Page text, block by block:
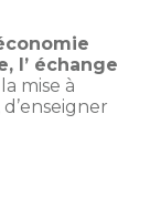
l’ échange
la mise à